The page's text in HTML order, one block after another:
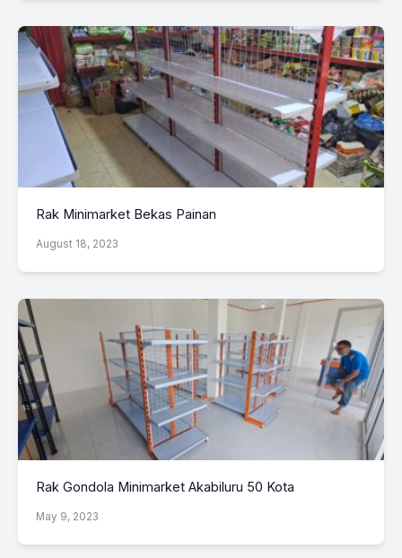
Rak Minimarket Bekas Painan
August 18, 2023
Rak Gondola Minimarket Akabiluru 50 Kota
May 9, 2023